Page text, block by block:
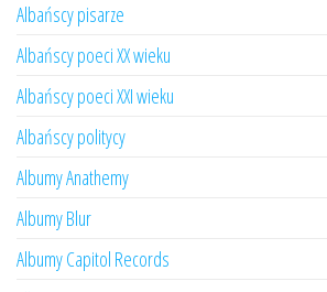
Albańscy pisarze
Albańscy poeci XX wieku
Albańscy poeci XXI wieku
Albańscy politycy
Albumy Anathemy
Albumy Blur
Albumy Capitol Records